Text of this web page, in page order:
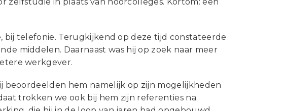
bij telefonie. Terugkijkend op deze tijd constateerde
middelen. Daarnaast was hij op zoek naar meer
werkgever.
beoordeelden hem namelijk op zijn mogelijkheden
trokken we ook bij hem zijn referenties na.